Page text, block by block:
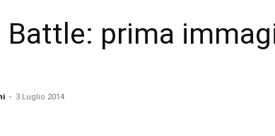
Battle: prima
- 3 Luglio 2014